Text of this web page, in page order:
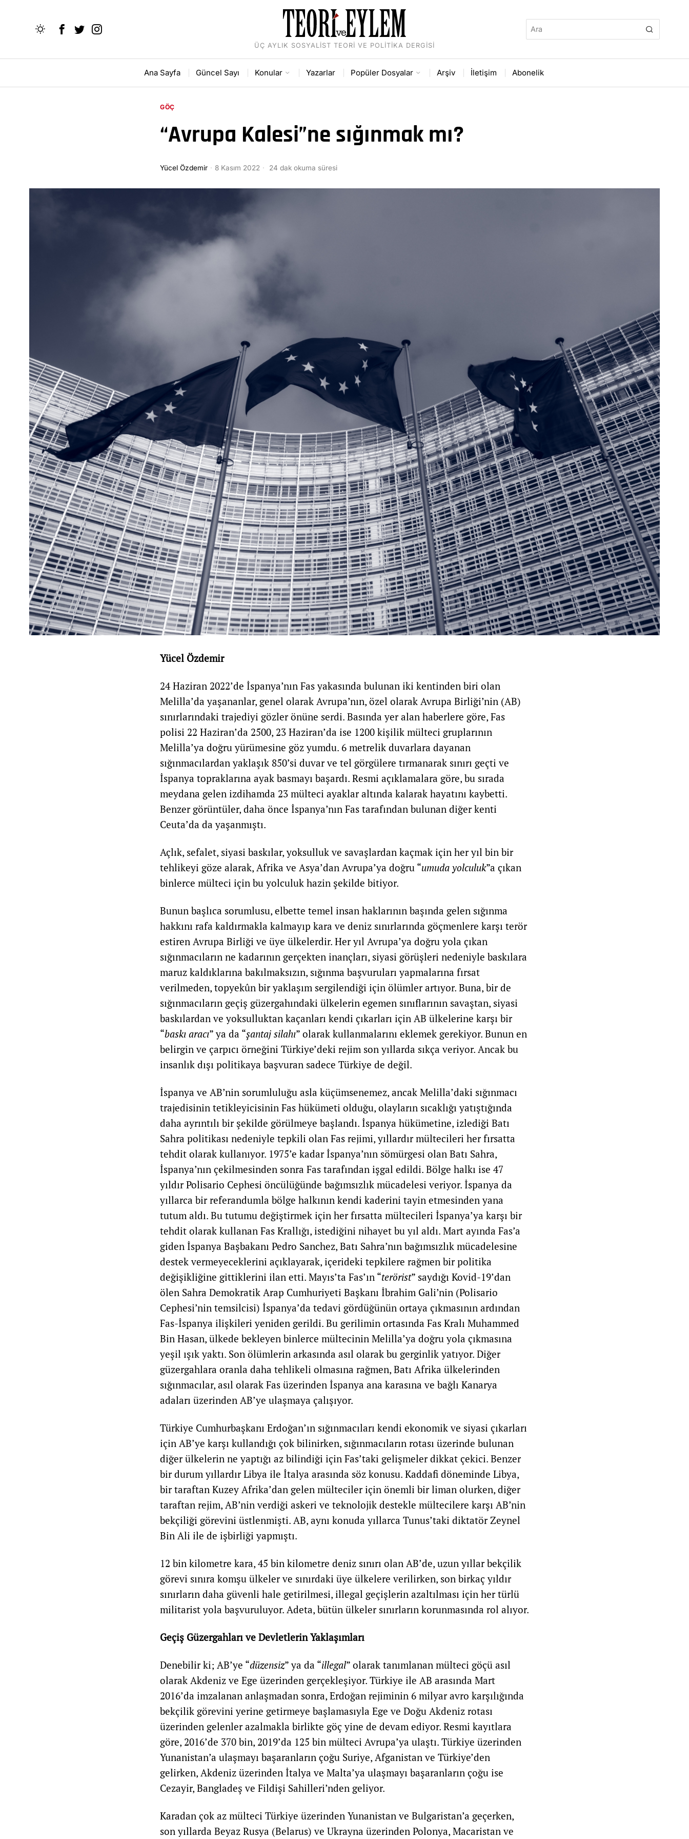
ÜÇ AYLIK SOSYALIST TEORI VE POLITIKA DERGISI
Ana Sayfa Güncel Sayı Konular Yazarlar Popüler Dosyalar Arşiv İletişim Abonelik
GÖÇ
“Avrupa Kalesi”ne sığınmak mı?
Yücel Özdemir 8 Kasım 2022 24 dak okuma süresi
Yücel Özdemir
24 Haziran 2022’de İspanya’nın Fas yakasında bulunan iki kentinden biri olan
Melilla’da yaşananlar, genel olarak Avrupa’nın, özel olarak Avrupa Birliği’nin (AB)
sınırlarındaki trajediyi gözler önüne serdi. Basında yer alan haberlere göre, Fas
polisi 22 Haziran’da 2500, 23 Haziran’da ise 1200 kişilik mülteci gruplarının
Melilla’ya doğru yürümesine göz yumdu. 6 metrelik duvarlara dayanan
sığınmacılardan yaklaşık 850’si duvar ve tel görgülere tırmanarak sınırı geçti ve
İspanya topraklarına ayak basmayı başardı. Resmi açıklamalara göre, bu sırada
meydana gelen izdihamda 23 mülteci ayaklar altında kalarak hayatını kaybetti.
Benzer görüntüler, daha önce İspanya’nın Fas tarafından bulunan diğer kenti
Ceuta’da da yaşanmıştı.
Açlık, sefalet, siyasi baskılar, yoksulluk ve savaşlardan kaçmak için her yıl bin bir
tehlikeyi göze alarak, Afrika ve Asya’dan Avrupa’ya doğru “umuda yolculuk”a çıkan
binlerce mülteci için bu yolculuk hazin şekilde bitiyor.
Bunun başlıca sorumlusu, elbette temel insan haklarının başında gelen sığınma
hakkını rafa kaldırmakla kalmayıp kara ve deniz sınırlarında göçmenlere karşı terör
estiren Avrupa Birliği ve üye ülkelerdir. Her yıl Avrupa’ya doğru yola çıkan
sığınmacıların ne kadarının gerçekten inançları, siyasi görüşleri nedeniyle baskılara
maruz kaldıklarına bakılmaksızın, sığınma başvuruları yapmalarına fırsat
verilmeden, topyekûn bir yaklaşım sergilendiği için ölümler artıyor. Buna, bir de
sığınmacıların geçiş güzergahındaki ülkelerin egemen sınıflarının savaştan, siyasi
baskılardan ve yoksulluktan kaçanları kendi çıkarları için AB ülkelerine karşı bir
“baskı aracı” ya da “şantaj silahı” olarak kullanmalarını eklemek gerekiyor. Bunun en
belirgin ve çarpıcı örneğini Türkiye’deki rejim son yıllarda sıkça veriyor. Ancak bu
insanlık dışı politikaya başvuran sadece Türkiye de değil.
İspanya ve AB’nin sorumluluğu asla küçümsenemez, ancak Melilla’daki sığınmacı
trajedisinin tetikleyicisinin Fas hükümeti olduğu, olayların sıcaklığı yatıştığında
daha ayrıntılı bir şekilde görülmeye başlandı. İspanya hükümetine, izlediği Batı
Sahra politikası nedeniyle tepkili olan Fas rejimi, yıllardır mültecileri her fırsatta
tehdit olarak kullanıyor. 1975’e kadar İspanya’nın sömürgesi olan Batı Sahra,
İspanya’nın çekilmesinden sonra Fas tarafından işgal edildi. Bölge halkı ise 47
yıldır Polisario Cephesi öncülüğünde bağımsızlık mücadelesi veriyor. İspanya da
yıllarca bir referandumla bölge halkının kendi kaderini tayin etmesinden yana
tutum aldı. Bu tutumu değiştirmek için her fırsatta mültecileri İspanya’ya karşı bir
tehdit olarak kullanan Fas Krallığı, istediğini nihayet bu yıl aldı. Mart ayında Fas’a
giden İspanya Başbakanı Pedro Sanchez, Batı Sahra’nın bağımsızlık mücadelesine
destek vermeyeceklerini açıklayarak, içerideki tepkilere rağmen bir politika
değişikliğine gittiklerini ilan etti. Mayıs’ta Fas’ın “terörist” saydığı Kovid-19’dan
ölen Sahra Demokratik Arap Cumhuriyeti Başkanı İbrahim Gali’nin (Polisario
Cephesi’nin temsilcisi) İspanya’da tedavi gördüğünün ortaya çıkmasının ardından
Fas-İspanya ilişkileri yeniden gerildi. Bu gerilimin ortasında Fas Kralı Muhammed
Bin Hasan, ülkede bekleyen binlerce mültecinin Melilla’ya doğru yola çıkmasına
yeşil ışık yaktı. Son ölümlerin arkasında asıl olarak bu gerginlik yatıyor. Diğer
güzergahlara oranla daha tehlikeli olmasına rağmen, Batı Afrika ülkelerinden
sığınmacılar, asıl olarak Fas üzerinden İspanya ana karasına ve bağlı Kanarya
adaları üzerinden AB’ye ulaşmaya çalışıyor.
Türkiye Cumhurbaşkanı Erdoğan’ın sığınmacıları kendi ekonomik ve siyasi çıkarları
için AB’ye karşı kullandığı çok bilinirken, sığınmacıların rotası üzerinde bulunan
diğer ülkelerin ne yaptığı az bilindiği için Fas’taki gelişmeler dikkat çekici. Benzer
bir durum yıllardır Libya ile İtalya arasında söz konusu. Kaddafi döneminde Libya,
bir taraftan Kuzey Afrika’dan gelen mülteciler için önemli bir liman olurken, diğer
taraftan rejim, AB’nin verdiği askeri ve teknolojik destekle mültecilere karşı AB’nin
bekçiliği görevini üstlenmişti. AB, aynı konuda yıllarca Tunus’taki diktatör Zeynel
Bin Ali ile de işbirliği yapmıştı.
12 bin kilometre kara, 45 bin kilometre deniz sınırı olan AB’de, uzun yıllar bekçilik
görevi sınıra komşu ülkeler ve sınırdaki üye ülkelere verilirken, son birkaç yıldır
sınırların daha güvenli hale getirilmesi, illegal geçişlerin azaltılması için her türlü
militarist yola başvuruluyor. Adeta, bütün ülkeler sınırların korunmasında rol alıyor.
Geçiş Güzergahları ve Devletlerin Yaklaşımları
Denebilir ki; AB’ye “düzensiz” ya da “illegal” olarak tanımlanan mülteci göçü asıl
olarak Akdeniz ve Ege üzerinden gerçekleşiyor. Türkiye ile AB arasında Mart
2016’da imzalanan anlaşmadan sonra, Erdoğan rejiminin 6 milyar avro karşılığında
bekçilik görevini yerine getirmeye başlamasıyla Ege ve Doğu Akdeniz rotası
üzerinden gelenler azalmakla birlikte göç yine de devam ediyor. Resmi kayıtlara
göre, 2016’de 370 bin, 2019’da 125 bin mülteci Avrupa’ya ulaştı. Türkiye üzerinden
Yunanistan’a ulaşmayı başaranların çoğu Suriye, Afganistan ve Türkiye’den
gelirken, Akdeniz üzerinden İtalya ve Malta’ya ulaşmayı başaranların çoğu ise
Cezayir, Bangladeş ve Fildişi Sahilleri’nden geliyor.
Karadan çok az mülteci Türkiye üzerinden Yunanistan ve Bulgaristan’a geçerken,
son yıllarda Beyaz Rusya (Belarus) ve Ukrayna üzerinden Polonya, Macaristan ve